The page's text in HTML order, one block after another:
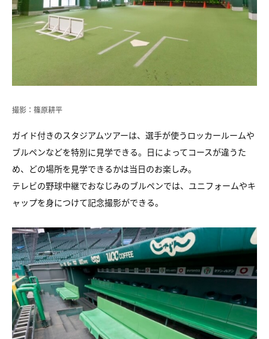
撮影：篠原耕平
ガイド付きのスタジアムツアーは、選手が使うロッカールームや
ブルペンなどを特別に見学できる。日によってコースが違うた
め、どの場所を見学できるかは当日のお楽しみ。
テレビの野球中継でおなじみのブルペンでは、ユニフォームやキ
ャップを身につけて記念撮影ができる。